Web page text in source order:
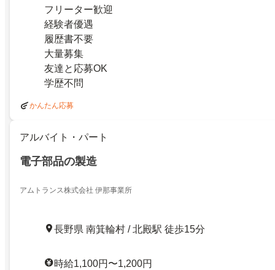
フリーター歓迎
経験者優遇
履歴書不要
大量募集
友達と応募OK
学歴不問
かんたん応募
アルバイト・パート
電子部品の製造
アムトランス株式会社 伊那事業所
長野県 南箕輪村 / 北殿駅 徒歩15分
時給1,100円〜1,200円